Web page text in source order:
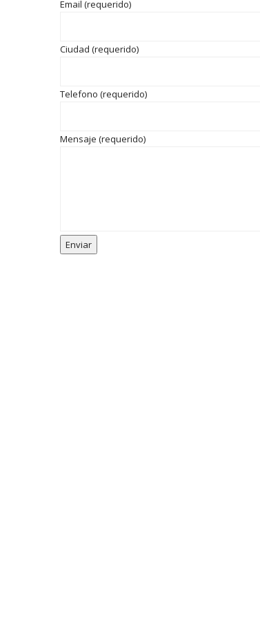
Email (requerido)
Ciudad (requerido)
Telefono (requerido)
Mensaje (requerido)